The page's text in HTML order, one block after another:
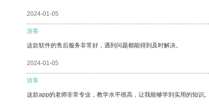
2024-01-05
游客
这款软件的售后服务非常好，遇到问题都能得到及时解决。
2024-01-05
游客
这款app的老师非常专业，教学水平很高，让我能够学到实用的知识。